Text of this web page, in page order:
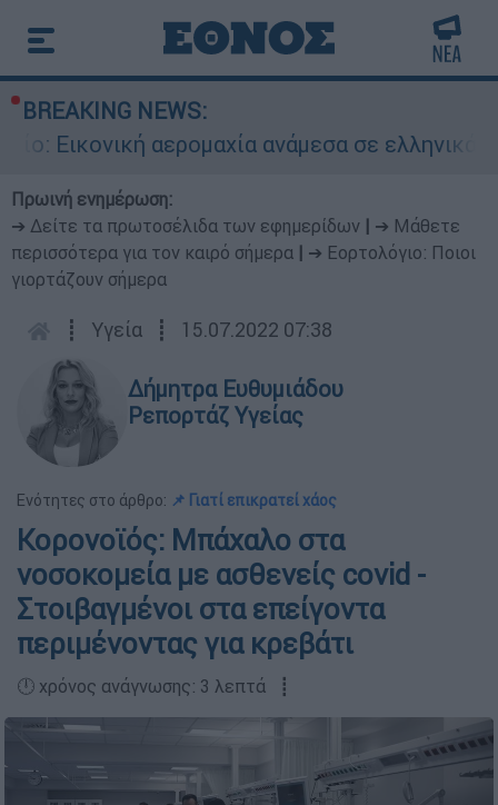
BREAKING NEWS:
αερομαχία ανάμεσα σε ελληνικά και
Πρωινή ενημέρωση:
➔ Δείτε τα πρωτοσέλιδα των εφημερίδων
➔ Μάθετε
περισσότερα για τον καιρό σήμερα
➔ Εορτολόγιο: Ποιοι
γιορτάζουν σήμερα
┋ Υγεία ┋ 15.07.2022 07:38
Δήμητρα Ευθυμιάδου
Ρεπορτάζ Υγείας
Ενότητες στο άρθρο: 📌 Γιατί επικρατεί χάος
Κορονοϊός: Μπάχαλο στα
νοσοκομεία με ασθενείς covid -
Στοιβαγμένοι στα επείγοντα
περιμένοντας για κρεβάτι
🕛 χρόνος ανάγνωσης: 3 λεπτά ┋